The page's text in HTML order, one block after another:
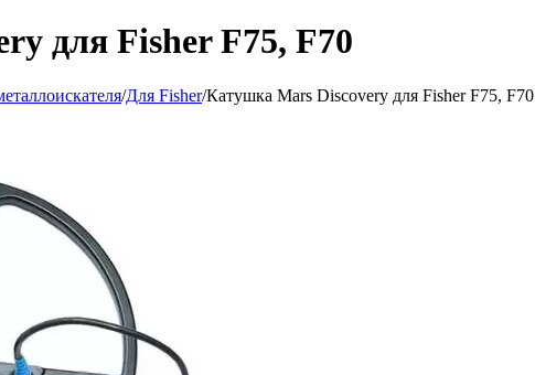
для Fisher F75, F70
/Для Fisher/Катушка Mars Discovery для Fisher F75, F70